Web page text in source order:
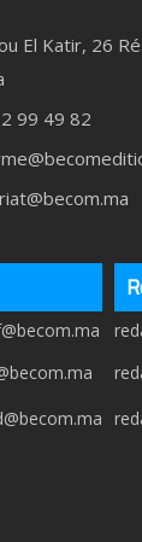
El Katir, 26
99 49 82